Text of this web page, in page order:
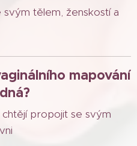
svým tělem, ženskostí a
mapování
propojit se svým